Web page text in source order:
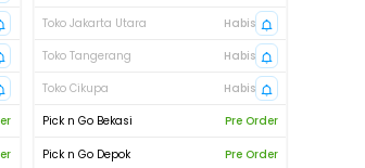
Toko Jakarta Utara
Habis
Toko Tangerang
Habis
Toko Cikupa
Habis
Pick n Go Bekasi
Pre Order
Pick n Go Depok
Pre Order